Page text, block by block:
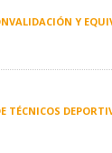
Y
TÉCNICOS